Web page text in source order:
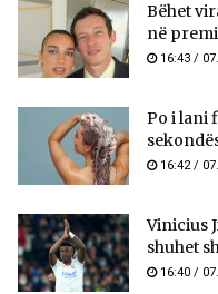
Bëhet
në
16:43 /
Po i lani
16:42 /
Vinicius
shuhet
16:40 /